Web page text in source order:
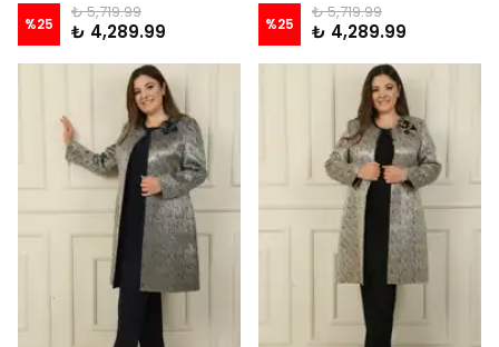
%25
₺ 5,719.99
₺ 4,289.99 %25
₺ 5,719.99
₺ 4,289.99